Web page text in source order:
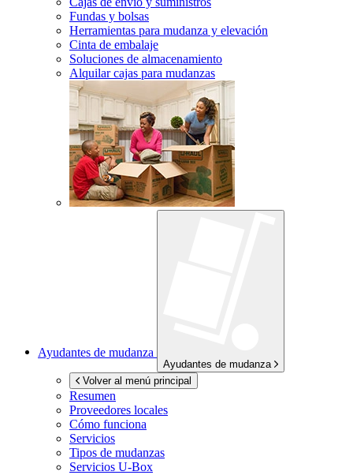
Fundas y bolsas
Herramientas para mudanza y elevación
Cinta de embalaje
Soluciones de almacenamiento
Alquilar cajas para mudanzas
Ayudantes de mudanza
Ayudantes de mudanza
Volver al menú principal
Resumen
Proveedores locales
Cómo funciona
Servicios
Tipos de mudanzas
Servicios U-Box